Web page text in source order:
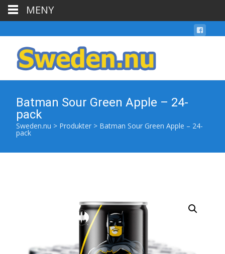
Batman Sour Green Apple – 24-
pack
Sweden.nu > Produkter > Batman Sour Green Apple – 24-
pack
MENY